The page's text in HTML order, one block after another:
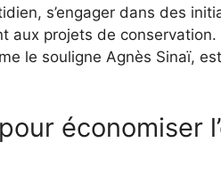
s’engager dans des
aux projets de conservation.
le souligne Agnès Sinaï,
économiser